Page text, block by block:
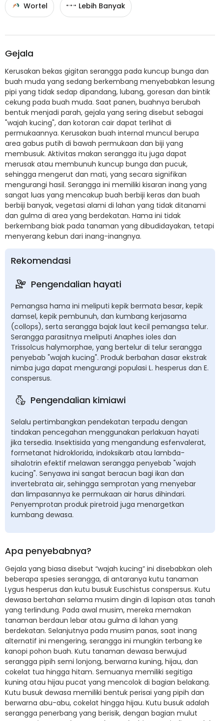
Wortel Lebih Banyak
Gejala
Kerusakan bekas gigitan serangga pada kuncup bunga dan
buah muda yang sedang berkembang menyebabkan lesung
pipi yang tidak sedap dipandang, lubang, goresan dan bintik
cekung pada buah muda. Saat panen, buahnya berubah
bentuk menjadi parah, gejala yang sering disebut sebagai
"wajah kucing", dan kotoran cair dapat terlihat di
permukaannya. Kerusakan buah internal muncul berupa
area gabus putih di bawah permukaan dan biji yang
membusuk. Aktivitas makan serangga itu juga dapat
merusak atau membunuh kuncup bunga dan pucuk,
sehingga mengerut dan mati, yang secara signifikan
mengurangi hasil. Serangga ini memiliki kisaran inang yang
sangat luas yang mencakup buah berbiji keras dan buah
berbiji banyak, vegetasi alami di lahan yang tidak ditanami
dan gulma di area yang berdekatan. Hama ini tidak
berkembang biak pada tanaman yang dibudidayakan, tetapi
menyerang kebun dari inang-inangnya.
Rekomendasi
Pengendalian hayati
Pemangsa hama ini meliputi kepik bermata besar, kepik
damsel, kepik pembunuh, dan kumbang kerjasama
(collops), serta serangga bajak laut kecil pemangsa telur.
Serangga parasitnya meliputi Anaphes ioles dan
Trissolcus halymorphae, yang bertelur di telur serangga
penyebab "wajah kucing". Produk berbahan dasar ekstrak
nimba juga dapat mengurangi populasi L. hesperus dan E.
conspersus.
Pengendalian kimiawi
Selalu pertimbangkan pendekatan terpadu dengan
tindakan pencegahan menggunakan perlakuan hayati
jika tersedia. Insektisida yang mengandung esfenvalerat,
formetanat hidroklorida, indoksikarb atau lambda-
sihalotrin efektif melawan serangga penyebab "wajah
kucing". Senyawa ini sangat beracun bagi ikan dan
invertebrata air, sehingga semprotan yang menyebar
dan limpasannya ke permukaan air harus dihindari.
Penyemprotan produk piretroid juga menargetkan
kumbang dewasa.
Apa penyebabnya?
Gejala yang biasa disebut “wajah kucing” ini disebabkan oleh
beberapa spesies serangga, di antaranya kutu tanaman
Lygus hesperus dan kutu busuk Euschistus conspersus. Kutu
dewasa bertahan selama musim dingin di lapisan atas tanah
yang terlindung. Pada awal musim, mereka memakan
tanaman berdaun lebar atau gulma di lahan yang
berdekatan. Selanjutnya pada musim panas, saat inang
alternatif ini mengering, serangga ini mungkin terbang ke
kanopi pohon buah. Kutu tanaman dewasa berwujud
serangga pipih semi lonjong, berwarna kuning, hijau, dan
cokelat tua hingga hitam. Semuanya memiliki segitiga
kuning atau hijau pucat yang mencolok di bagian belakang.
Kutu busuk dewasa memiliki bentuk perisai yang pipih dan
berwarna abu-abu, cokelat hingga hijau. Kutu busuk adalah
serangga penerbang yang berisik, dengan bagian mulut